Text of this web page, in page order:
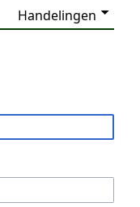
Handelingen